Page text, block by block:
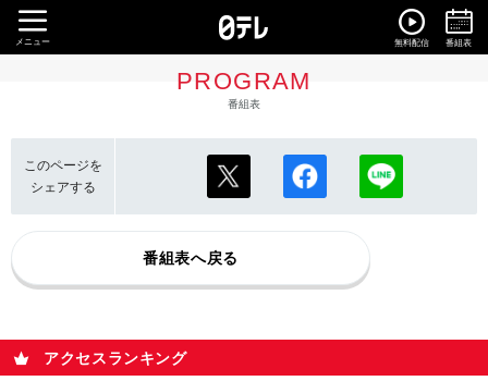
メニュー 無料配信 番組表
PROGRAM
番組表
このページを
シェアする
番組表へ戻る
アクセスランキング